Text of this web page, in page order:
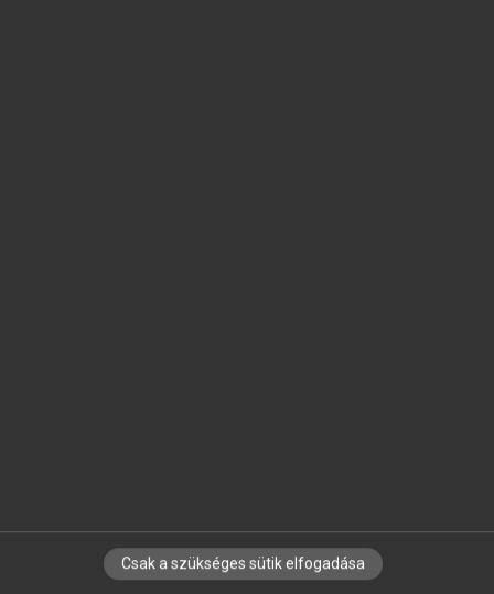
IRATKOZZ FEL HÍRLEVELÜNKRE!
Csak a szükséges sütik elfogadása